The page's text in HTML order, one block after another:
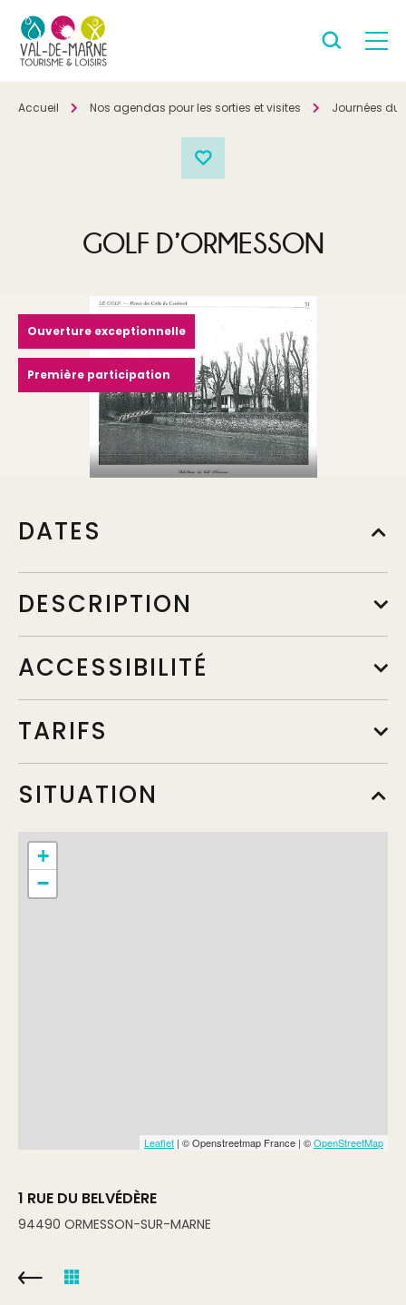
Accueil Nos agendas pour les sorties et visites Journées du
GOLF D’ORMESSON
Ouverture exceptionnelle
Première participation
DATES
DESCRIPTION
ACCESSIBILITÉ
TARIFS
SITUATION
+
−
Leaflet | © Openstreetmap France | ©OpenStreetMap
1 RUE DU BELVÉDÈRE
94490 ORMESSON-SUR-MARNE